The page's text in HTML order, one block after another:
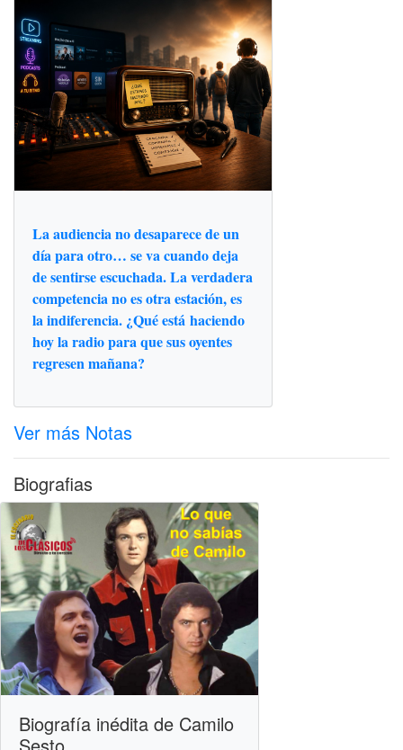
La audiencia no desaparece de un
día para otro… se va cuando deja
de sentirse escuchada. La verdadera
competencia no es otra estación, es
la indiferencia. ¿Qué está haciendo
hoy la radio para que sus oyentes
regresen mañana?
Ver más Notas
Biografias
Biografía inédita de Camilo